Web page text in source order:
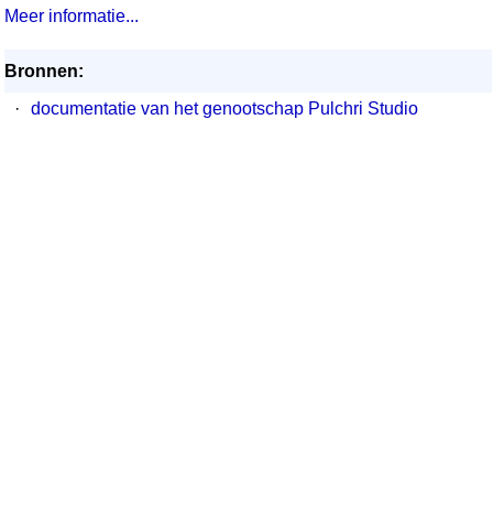
Meer informatie...
Bronnen:
·
documentatie van het genootschap Pulchri Studio